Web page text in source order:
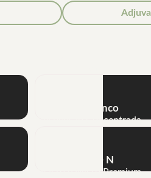
NHT® Zinco
Suspensão Concentrada
Tardus® N
Macro e Micro Premium